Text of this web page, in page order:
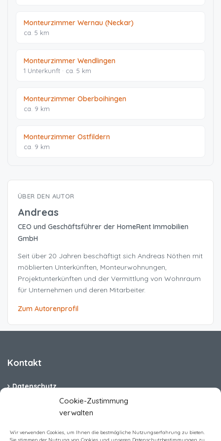
Cookie-Zustimmung
verwalten
Wir verwenden Cookies, um Ihnen die bestmögliche Nutzungserfahrung zu bieten.
Monteurzimmer Wernau (Neckar)
ca. 5 km
Monteurzimmer Wendlingen
1 Unterkunft · ca. 5 km
Monteurzimmer Oberboihingen
ca. 9 km
Monteurzimmer Ostfildern
ca. 9 km
ÜBER DEN AUTOR
Andreas
CEO und Geschäftsführer der HomeRent Immobilien
GmbH
Seit über 20 Jahren beschäftigt sich Andreas Nöthen mit
möblierten Unterkünften, Monteurwohnungen,
Projektunterkünften und der Vermittlung von Wohnraum
für Unternehmen und deren Mitarbeiter.
Zum Autorenprofil
Kontakt
Datenschutz
Cookie-Richtlinie (EU)
Barrierefreiheit